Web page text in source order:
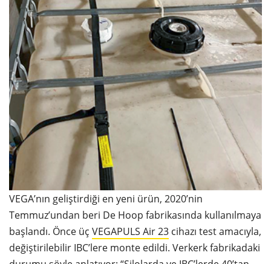
VEGA’nın geliştirdiği en yeni ürün, 2020’nin
Temmuz’undan beri De Hoop fabrikasında kullanılmaya
başlandı. Önce üç VEGAPULS Air 23 cihazı test amacıyla,
değiştirilebilir IBC’lere monte edildi. Verkerk fabrikadaki